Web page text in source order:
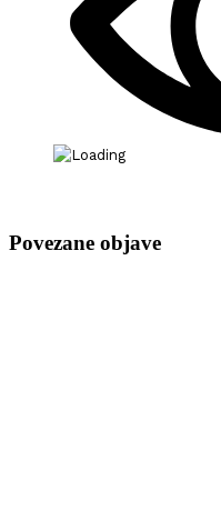
Povezane objave